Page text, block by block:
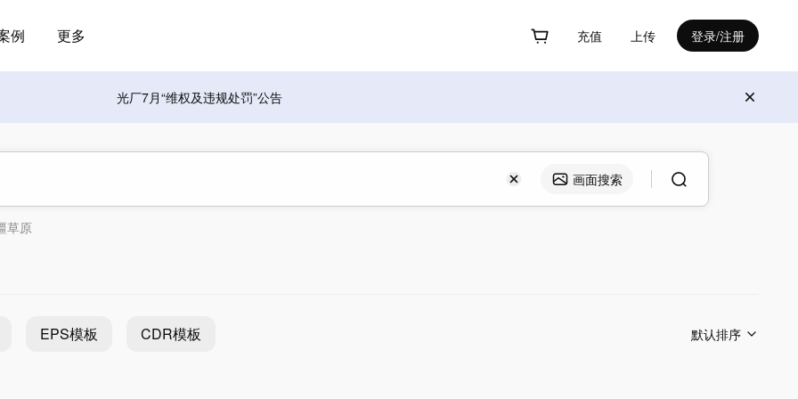
例 更多 充值 上传 登录/注册
光厂7月“维权及违规处罚”公告
画面搜索
草原
EPS模板 CDR模板 默认排序